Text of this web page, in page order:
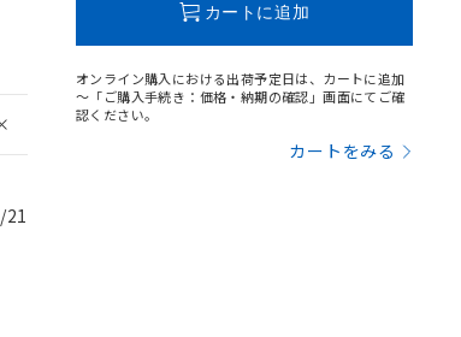
21
カートに追加
オンライン購入における出荷予定日は、カートに追加
～「ご購入手続き：価格・納期の確認」画面にてご確
認ください。
カートをみる